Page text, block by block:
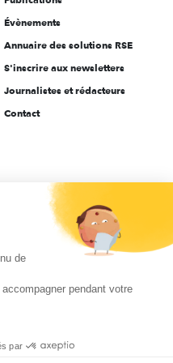
Évènements
Annuaire des solutions RSE
S'inscrire aux newsletters
Journalistes et rédacteurs
Contact
2025-2026 Tout droits réservés
de
pendant votre
par